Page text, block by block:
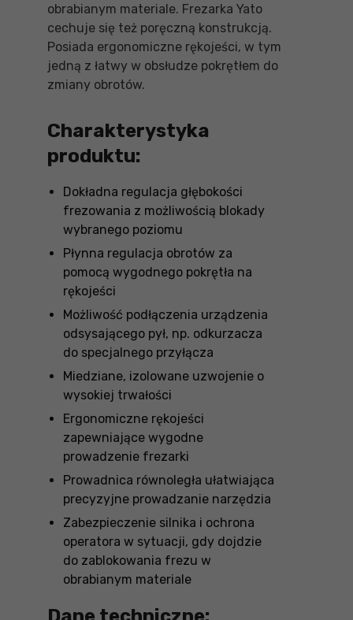
obrabianym materiale. Frezarka Yato
cechuje się też poręczną konstrukcją.
Posiada ergonomiczne rękojeści, w tym
jedną z łatwy w obsłudze pokrętłem do
zmiany obrotów.
Charakterystyka
produktu:
Dokładna regulacja głębokości
frezowania z możliwością blokady
wybranego poziomu
Płynna regulacja obrotów za
pomocą wygodnego pokrętła na
rękojeści
Możliwość podłączenia urządzenia
odsysającego pył, np. odkurzacza
do specjalnego przyłącza
Miedziane, izolowane uzwojenie o
wysokiej trwałości
Ergonomiczne rękojeści
zapewniające wygodne
prowadzenie frezarki
Prowadnica równoległa ułatwiająca
precyzyjne prowadzanie narzędzia
Zabezpieczenie silnika i ochrona
operatora w sytuacji, gdy dojdzie
do zablokowania frezu w
obrabianym materiale